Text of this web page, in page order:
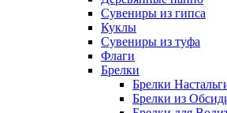
Сувениры из гипса
Куклы
Сувениры из туфа
Флаги
Брелки
Брелки
Брелки из